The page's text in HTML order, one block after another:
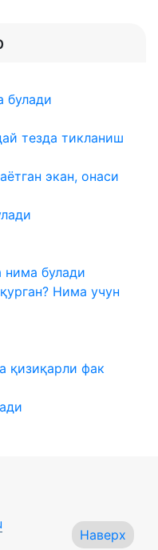
булади
тезда тикланиш
экан, онаси
булади
Нима учун
қизиқарли фак
Наверх